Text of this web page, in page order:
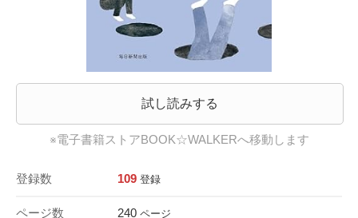
試し読みする
※電子書籍ストアBOOK☆WALKERへ移動します
登録数 109 登録
ページ数 240 ページ